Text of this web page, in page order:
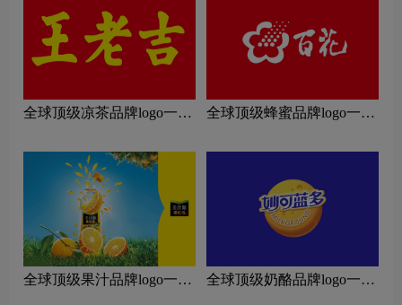
全球顶级凉茶品牌logo一
全球顶级蜂蜜品牌logo一
全球顶级果汁品牌logo一
全球顶级奶酪品牌logo一